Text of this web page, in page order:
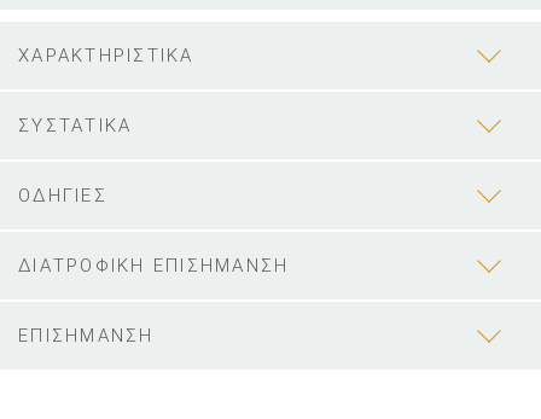
ΧΑΡΑΚΤΗΡΙΣΤΙΚΑ
ΣΥΣΤΑΤΙΚΑ
ΟΔΗΓΙΕΣ
ΔΙΑΤΡΟΦΙΚΗ ΕΠΙΣΗΜΑΝΣΗ
ΕΠΙΣΗΜΑΝΣΗ